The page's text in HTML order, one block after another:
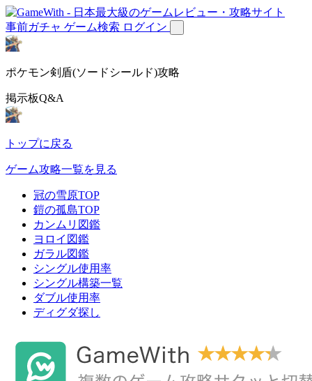
事前ガチャ ゲーム検索 ログイン
ポケモン剣盾(ソードシールド)攻略
掲示板Q&A
トップに戻る
ゲーム攻略一覧を見る
冠の雪原TOP
鎧の孤島TOP
カンムリ図鑑
ヨロイ図鑑
ガラル図鑑
シングル使用率
シングル構築一覧
ダブル使用率
ディグダ探し